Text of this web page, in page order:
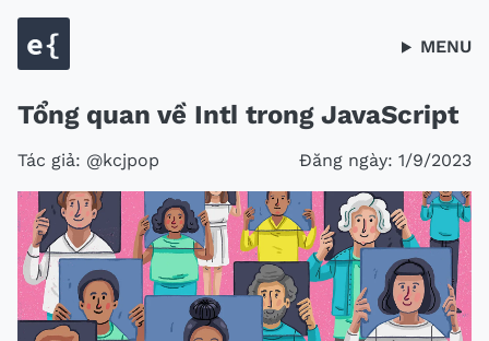
MENU
Tổng quan về Intl trong JavaScript
Tác giả: @kcjpop Đăng ngày: 1/9/2023